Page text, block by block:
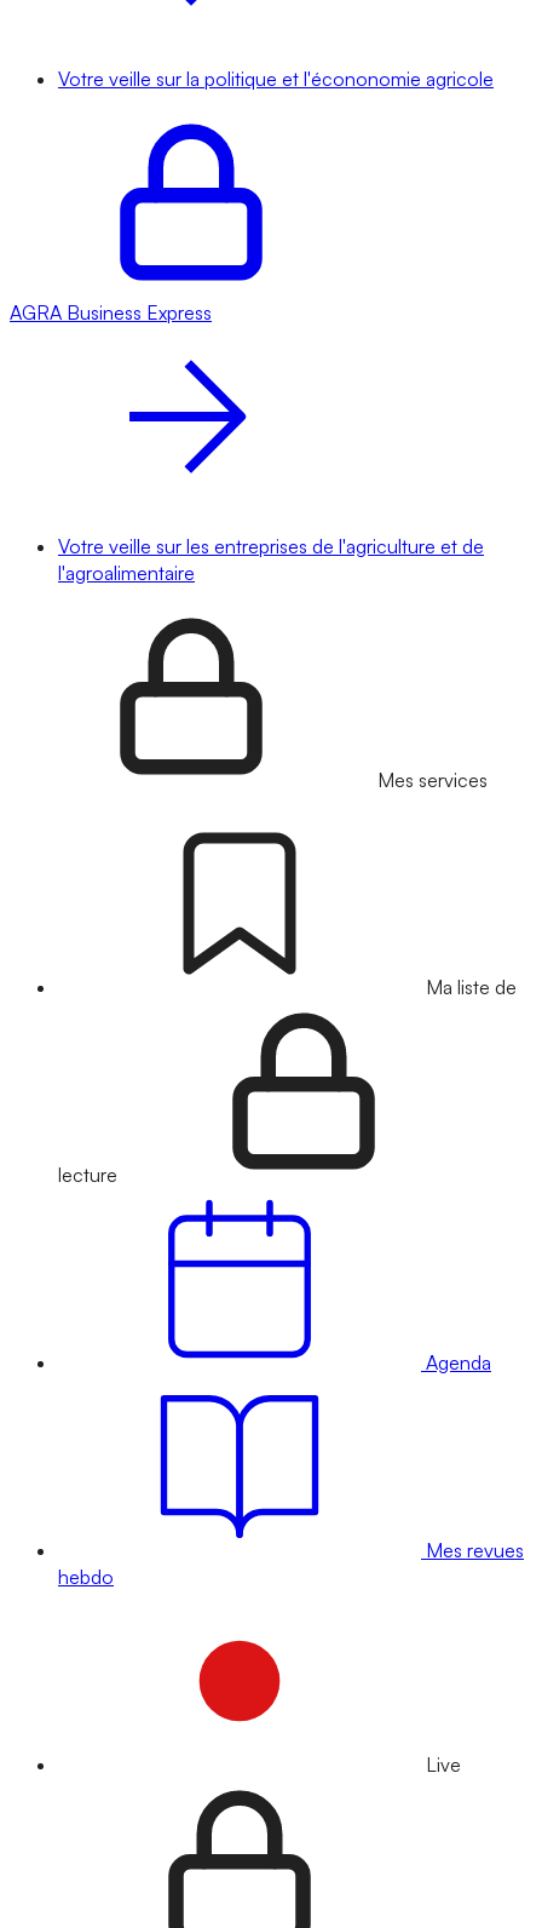
Votre veille sur la politique et l'écononomie agricole
AGRA Business Express
Votre veille sur les entreprises de l'agriculture et de
l'agroalimentaire
Mes services
Ma liste de
lecture
Agenda
Mes revues
hebdo
Live